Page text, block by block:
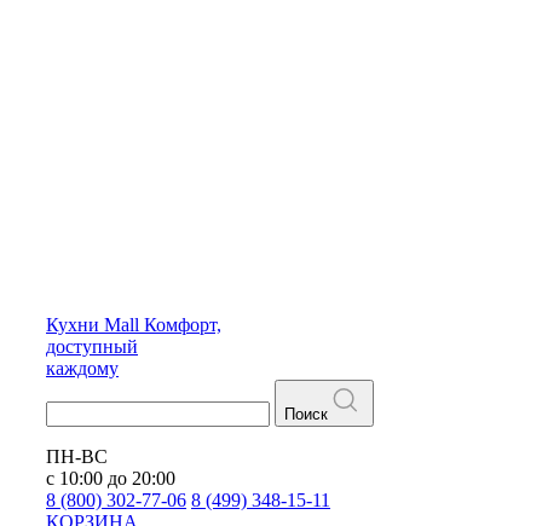
Кухни Mall Комфорт,
доступный
каждому
Поиск
ПН-ВС
с 10:00 до 20:00
8 (800) 302-77-06 8 (499) 348-15-11
КОРЗИНА